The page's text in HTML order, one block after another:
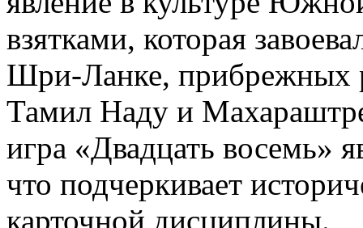
взятками, которая
Шри-Ланке, прибрежных
Тамил Наду и
игра «Двадцать восемь»
что подчеркивает
карточной дисциплины.